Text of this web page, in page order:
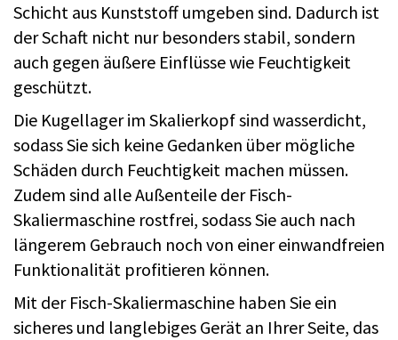
Schicht aus Kunststoff umgeben sind. Dadurch ist
der Schaft nicht nur besonders stabil, sondern
auch gegen äußere Einflüsse wie Feuchtigkeit
geschützt.
Die Kugellager im Skalierkopf sind wasserdicht,
sodass Sie sich keine Gedanken über mögliche
Schäden durch Feuchtigkeit machen müssen.
Zudem sind alle Außenteile der Fisch-
Skaliermaschine rostfrei, sodass Sie auch nach
längerem Gebrauch noch von einer einwandfreien
Funktionalität profitieren können.
Mit der Fisch-Skaliermaschine haben Sie ein
sicheres und langlebiges Gerät an Ihrer Seite, das